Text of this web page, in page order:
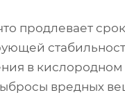
продлевает
в кислородном
вредных